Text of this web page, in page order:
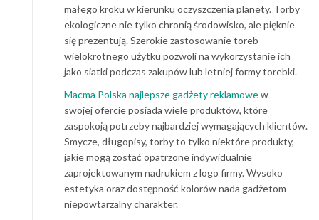
małego kroku w kierunku oczyszczenia planety. Torby
ekologiczne nie tylko chronią środowisko, ale pięknie
się prezentują. Szerokie zastosowanie toreb
wielokrotnego użytku pozwoli na wykorzystanie ich
jako siatki podczas zakupów lub letniej formy torebki.
Macma Polska najlepsze gadżety reklamowew
swojej ofercie posiada wiele produktów, które
zaspokoją potrzeby najbardziej wymagających klientów.
Smycze, długopisy, torby to tylko niektóre produkty,
jakie mogą zostać opatrzone indywidualnie
zaprojektowanym nadrukiem z logo firmy. Wysoko
estetyka oraz dostępność kolorów nada gadżetom
niepowtarzalny charakter.